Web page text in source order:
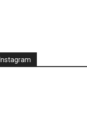
Instagram